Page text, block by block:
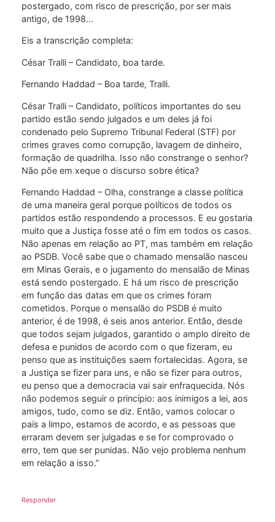
postergado, com risco de prescrição, por ser mais
antigo, de 1998…
Eis a transcrição completa:
César Tralli – Candidato, boa tarde.
Fernando Haddad – Boa tarde, Tralli.
César Tralli – Candidato, políticos importantes do seu
partido estão sendo julgados e um deles já foi
condenado pelo Supremo Tribunal Federal (STF) por
crimes graves como corrupção, lavagem de dinheiro,
formação de quadrilha. Isso não constrange o senhor?
Não põe em xeque o discurso sobre ética?
Fernando Haddad – Olha, constrange a classe política
de uma maneira geral porque políticos de todos os
partidos estão respondendo a processos. E eu gostaria
muito que a Justiça fosse até o fim em todos os casos.
Não apenas em relação ao PT, mas também em relação
ao PSDB. Você sabe que o chamado mensalão nasceu
em Minas Gerais, e o jugamento do mensalão de Minas
está sendo postergado. E há um risco de prescrição
em função das datas em que os crimes foram
cometidos. Porque o mensalão do PSDB é muito
anterior, é de 1998, é seis anos anterior. Então, desde
que todos sejam julgados, garantido o amplo direito de
defesa e punidos de acordo com o que fizeram, eu
penso que as instituições saem fortalecidas. Agora, se
a Justiça se fizer para uns, e não se fizer para outros,
eu penso que a democracia vai sair enfraquecida. Nós
não podemos seguir o princípio: aos inimigos a lei, aos
amigos, tudo, como se diz. Então, vamos colocar o
país a limpo, estamos de acordo, e as pessoas que
erraram devem ser julgadas e se for comprovado o
erro, tem que ser punidas. Não vejo problema nenhum
em relação a isso.”
Responder